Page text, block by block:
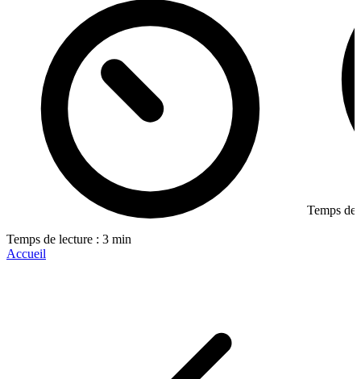
Temps de lecture : 3 min
Temps de
Accueil